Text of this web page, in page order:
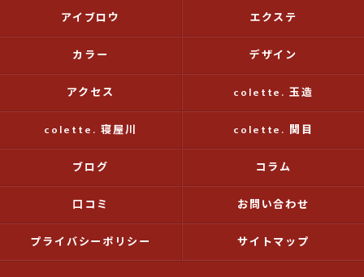
アイブロウ エクステ
カラー デザイン
アクセス colette. 玉造
colette. 寝屋川 colette. 関目
ブログ コラム
口コミ お問い合わせ
プライバシーポリシー サイトマップ